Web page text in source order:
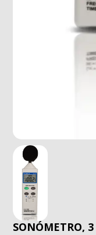
SONÓMETRO,